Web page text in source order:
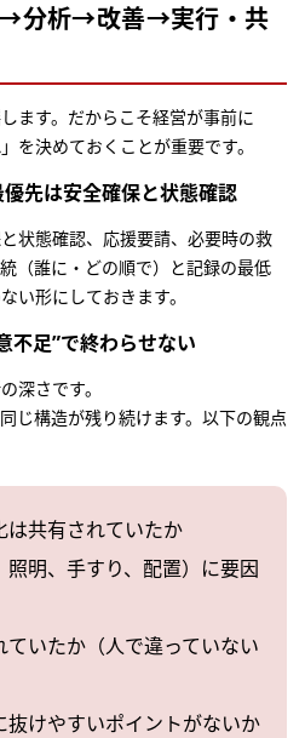
→分析→改善→実行・共
ます。だからこそ経営が事前に
を決めておくことが重要です。
先は安全確保と状態確認
状態確認、応援要請、必要時の救
（誰に・どの順で）と記録の最低
い形にしておきます。
不足”で終わらせない
深さです。
じ構造が残り続けます。以下の観点
は共有されていたか
明、手すり、配置）に要因
いたか（人で違っていない
抜けやすいポイントがないか